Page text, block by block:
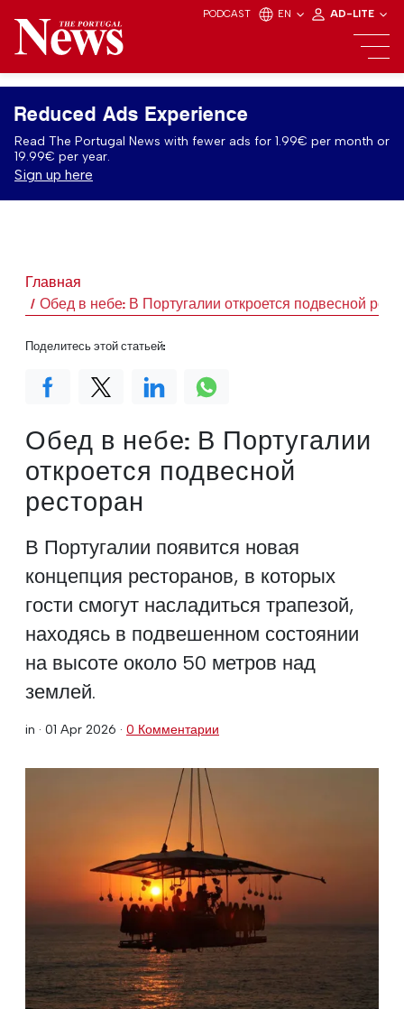
PODCAST EN AD-LITE
Reduced Ads Experience
Read The Portugal News with fewer ads for 1.99€ per month or
19.99€ per year.
Sign up here
Главная
Обед в небе: В Португалии откроется подвесной
Обед в небе: В Португалии
откроется подвесной
ресторан
В Португалии появится новая
концепция ресторанов, в которых
гости смогут насладиться трапезой,
находясь в подвешенном состоянии
на высоте около 50 метров над
землей.
in · 01 Apr 2026 · 0 Комментарии
Поделитесь этой статьей: